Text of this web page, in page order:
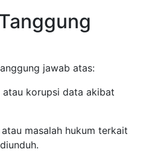
jawab atas:
atau korupsi data akibat
masalah hukum terkait